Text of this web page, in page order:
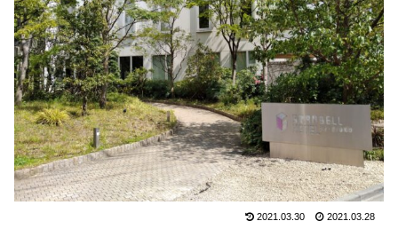
2021.03.30 2021.03.28